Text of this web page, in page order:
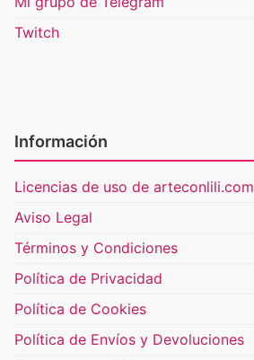
Twitch
Información
Licencias de uso de arteconlili.com
Aviso Legal
Términos y Condiciones
Política de Privacidad
Política de Cookies
Política de Envíos y Devoluciones